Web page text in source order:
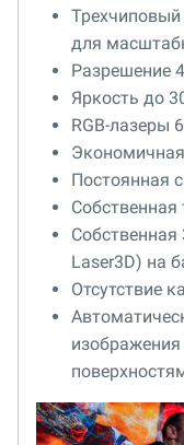
Трехчиповый
для
Разрешение
Яркость до
RGB-лазеры
Постоянная
Собственная
Собственная
Laser3D) на
Отсутствие